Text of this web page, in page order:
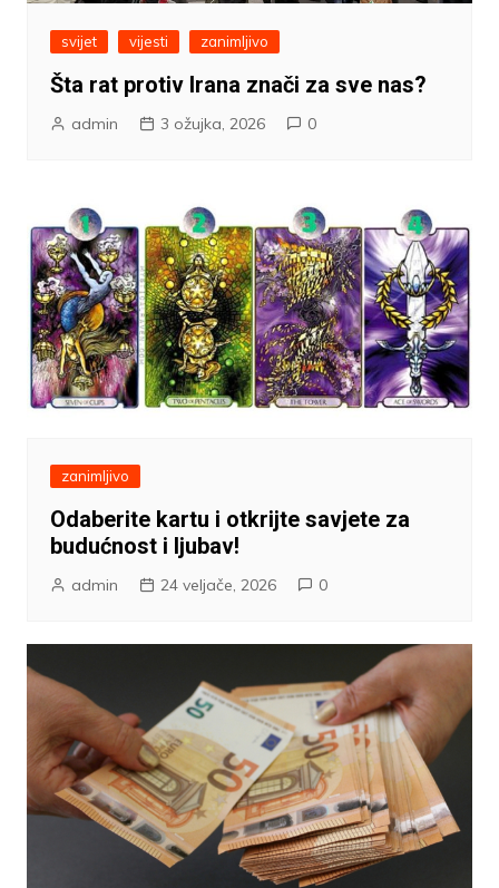
svijet vijesti zanimljivo
Šta rat protiv Irana znači za sve nas?
admin 3 ožujka, 2026 0
zanimljivo
Odaberite kartu i otkrijte savjete za
budućnost i ljubav!
admin 24 veljače, 2026 0